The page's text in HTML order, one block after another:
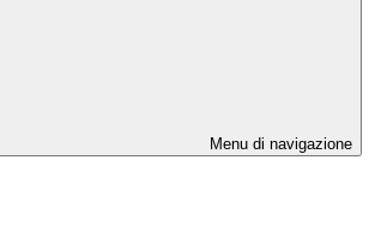
Menu di navigazione